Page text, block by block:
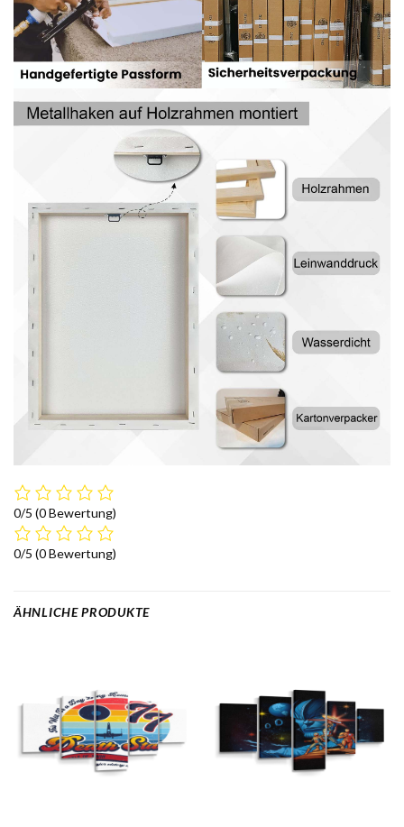
0/5 (0 Bewertung)
0/5 (0 Bewertung)
ÄHNLICHE PRODUKTE